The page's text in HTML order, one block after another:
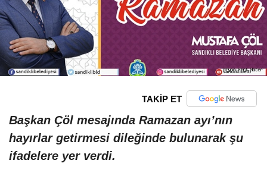
TAKİP ET
Başkan Çöl mesajında Ramazan ayı’nın
hayırlar getirmesi dileğinde bulunarak şu
ifadelere yer verdi.